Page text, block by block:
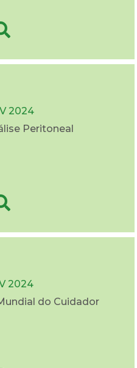
2024
Peritoneal
2024
do Cuidador